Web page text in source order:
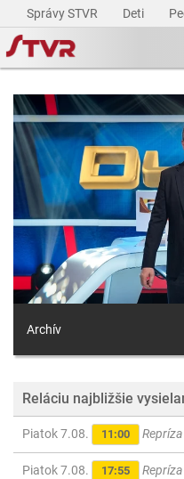
Správy STVR Deti
Archív
Reláciu najbližšie
Piatok 7.08. 11:00 Repríza
Piatok 7.08. 17:55 Repríza